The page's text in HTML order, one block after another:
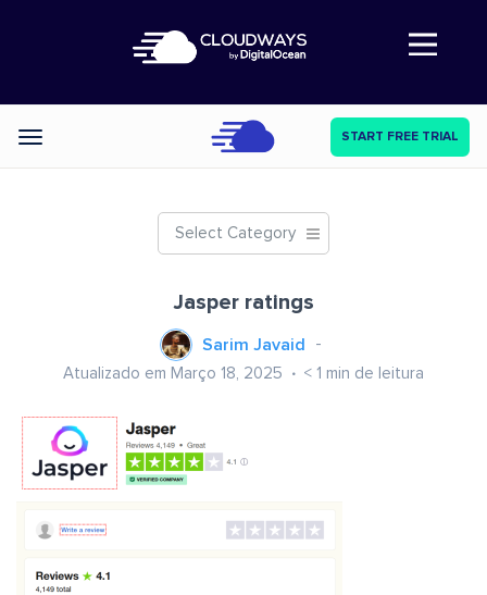
Abre a navegação
Categories START FREE TRIAL
Select Category
Jasper ratings
Sarim Javaid
Atualizado em Março 18, 2025 < 1 min de leitura